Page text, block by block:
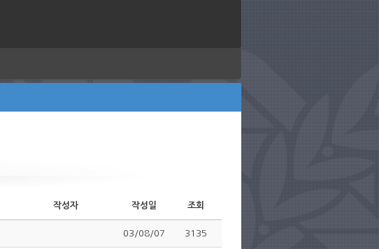
작성자 작성일 조회
03/08/07 3135